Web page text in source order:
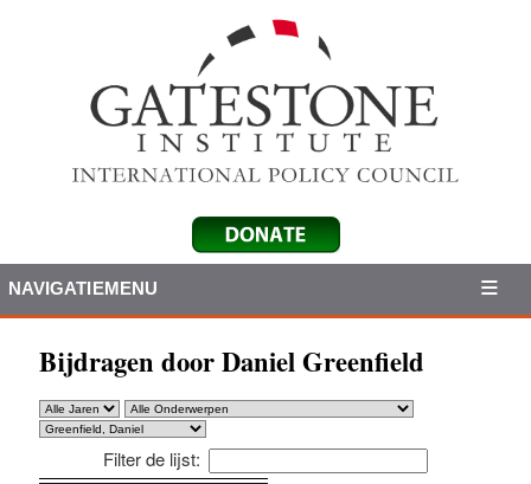
NAVIGATIEMENU
Bijdragen door Daniel Greenfield
Filter de lijst: